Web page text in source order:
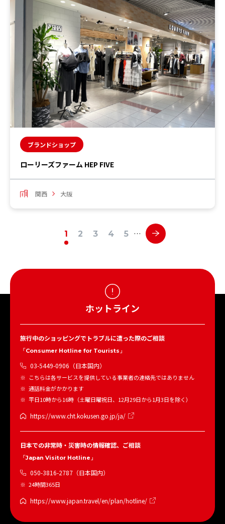
ブランドショップ
ローリーズファーム HEP FIVE
関西 大阪
1 2 3 4 5 …
ホットライン
旅行中のショッピングでトラブルに遭った際のご相談
「Consumer Hotline for Tourists」
03-5449-0906（日本国内）
こちらは各サービスを提供している事業者の連絡先ではありません
通話料金がかかります
平日10時から16時（土曜日曜祝日、12月29日から1月3日を除く）
https://www.cht.kokusen.go.jp/ja/
日本での非常時・災害時の情報確認、ご相談
「Japan Visitor Hotline」
050-3816-2787（日本国内）
24時間365日
https://www.japan.travel/en/plan/hotline/